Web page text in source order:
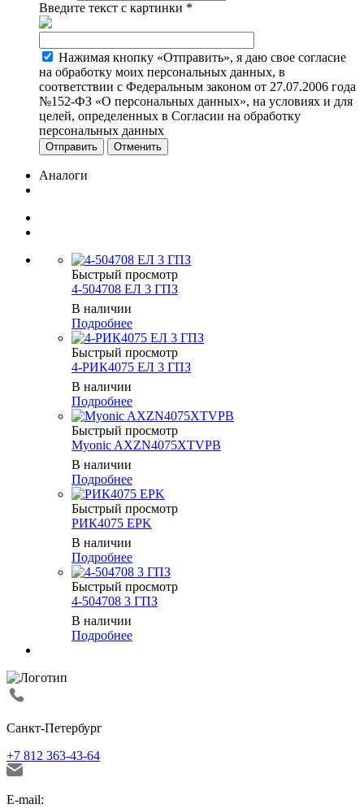
Введите текст с картинки *
Нажимая кнопку «Отправить», я даю свое согласие
на обработку моих персональных данных, в
соответствии с Федеральным законом от 27.07.2006 года
№152-ФЗ «О персональных данных», на условиях и для
целей, определенных в Согласии на обработку
персональных данных
Отменить
Аналоги
Быстрый просмотр
4-504708 ЕЛ 3 ГПЗ
В наличии
Подробнее
Быстрый просмотр
4-РИК4075 ЕЛ 3 ГПЗ
В наличии
Подробнее
Быстрый просмотр
Myonic AXZN4075XTVPB
В наличии
Подробнее
Быстрый просмотр
РИК4075 EPK
В наличии
Подробнее
Быстрый просмотр
4-504708 3 ГПЗ
В наличии
Подробнее
Санкт-Петербург
+7 812 363-43-64
E-mail: